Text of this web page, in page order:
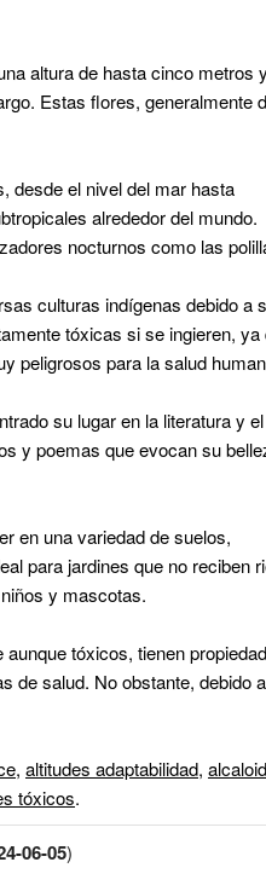
altura de hasta cinco metros
Estas flores, generalmente
desde el nivel del mar hasta
alrededor del mundo.
nocturnos como las
culturas indígenas debido a
tóxicas si se ingieren, ya
peligrosos para la salud
su lugar en la literatura y el
y poemas que evocan su
en una variedad de suelos,
para jardines que no reciben
y mascotas.
tóxicos, tienen
de salud. No obstante, debido a
, altitudes adaptabilidad,
tóxicos.
06-05)